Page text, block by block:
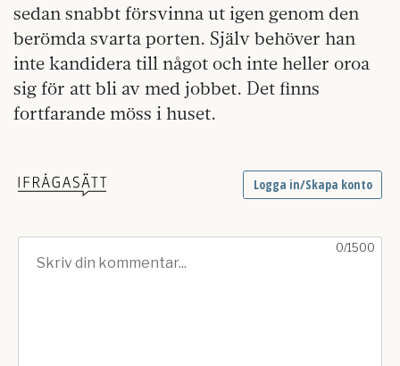
sedan snabbt försvinna ut igen genom den
berömda svarta porten. Själv behöver han
inte kandidera till något och inte heller oroa
sig för att bli av med jobbet. Det finns
fortfarande möss i huset.